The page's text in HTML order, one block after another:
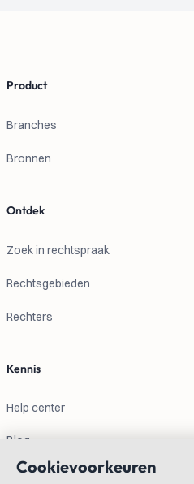
Product
Branches
Bronnen
Ontdek
Zoek in rechtspraak
Rechtsgebieden
Rechters
Kennis
Help center
Blog
Cookievoorkeuren